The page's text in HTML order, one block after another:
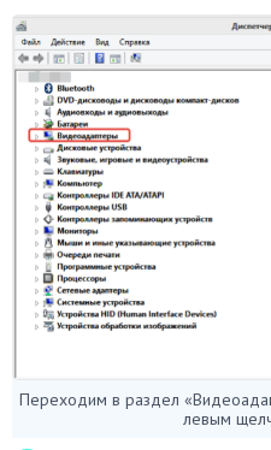
Переходим в раздел
левым